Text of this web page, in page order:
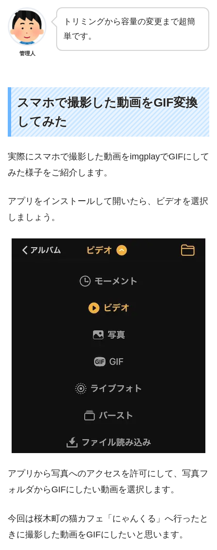
管理人
トリミングから容量の変更まで超簡
単です。
スマホで撮影した動画をGIF変換
してみた
実際にスマホで撮影した動画をimgplayでGIFにして
みた様子をご紹介します。
アプリをインストールして開いたら、ビデオを選択
しましょう。
アプリから写真へのアクセスを許可にして、写真フ
ォルダからGIFにしたい動画を選択します。
今回は桜木町の猫カフェ「にゃんくる」へ行ったと
きに撮影した動画をGIFにしたいと思います。